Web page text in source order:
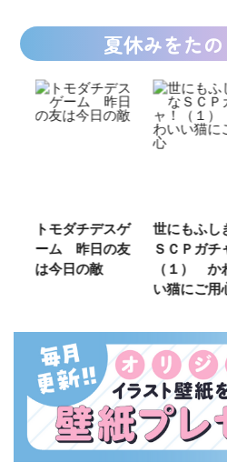
夏休みをた
トモダチデスゲ
ーム 昨日の友
は今日の敵
世にもふし
ＳＣＰガチ
（１） か
い猫にご用